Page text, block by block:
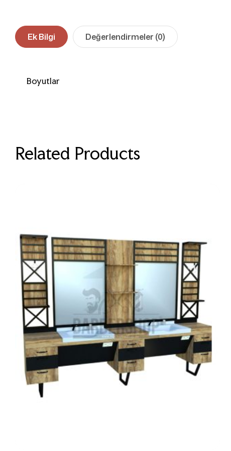
Ek Bilgi Değerlendirmeler (0)
Boyutlar
Related Products